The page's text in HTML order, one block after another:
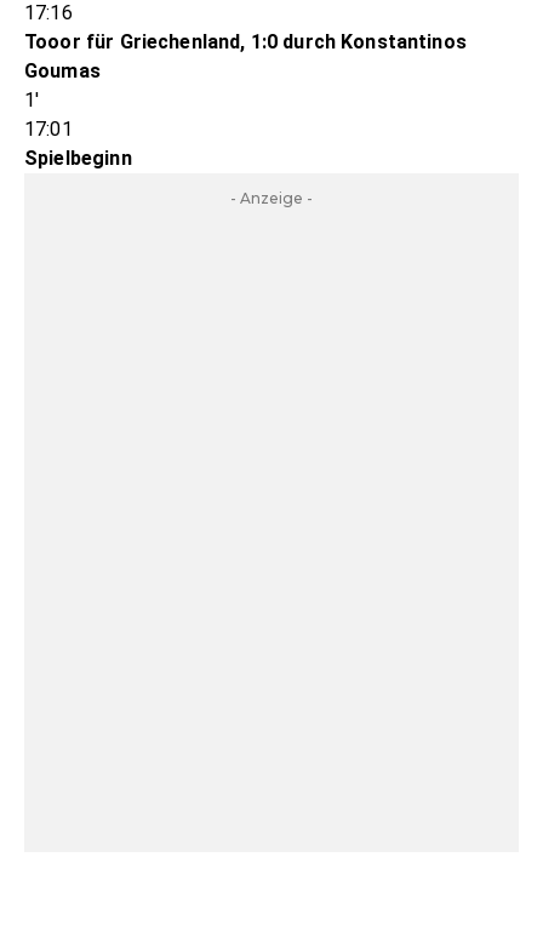
17:16
Tooor für Griechenland, 1:0 durch Konstantinos
Goumas
1'
17:01
Spielbeginn
- Anzeige -